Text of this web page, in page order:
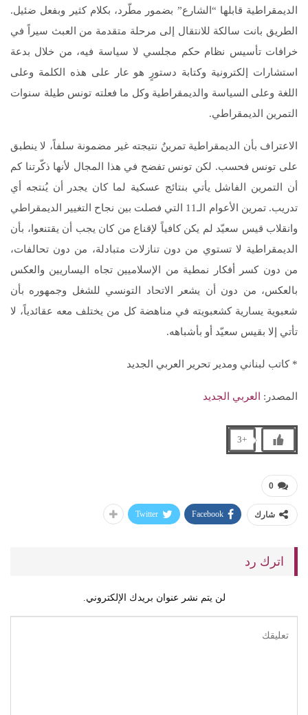
الديمقراطية قابلها “الشارع” بضمور مطّرد، بكلام كثير وبفعل ضئيل.
الطريق بانت سالكة للانتقال إلى مرحلة متقدمة من العبث سيراً في
خرافات تأسيس نظام حكم مجلسي لا سياسة فيه، من خلال بدعة
استشارات إلكترونية وكتابة دستورٍ هو عار على هذه الكلمة وعلى
اللغة وعلى السياسة والديمقراطية وكل ما فعلته تونس طيلة سنوات
التمرين الديمقراطي.
الاعتراف بأن الديمقراطية تمرينٌ نتيجته غير مضمونة سلفاً، لا ينطبق
على تونس فحسب. لكن تونس تفضح في هذا المجال لأنها ذكّرتنا كم
أن التمرين الفاشل يأتي بنتائج عسكية لما كان يجدر أن يُنتجه أي
تدريب. تمرين الأعوام الـ11 التي فصلت بين نجاح التغيير الديمقراطي
وانقلاب قيس سعيّد لم يكن كافياً لإقناع من كان يجب أن يقتنعوا، بأن
الديمقراطية لا تستوي من دون تنازلات متبادلة، من دون تحالفات،
من دون كسر أفكار نمطية من الإسلاميين تجاه اليساريين والعكس
بالعكس، من دون أن يشعر الاتحاد التونسي للشغل وجمهوره بأن
شعبوية يسارية كشعبويته في مناهضة كل من يختلف معه عقائدياً، لا
تأتي إلا بقيس سعيّد أو بأشباهه.
* كاتب لبناني ومدير تحرير العربي الجديد
المصدر: العربي الجديد
+3
0
شارك Facebook
Twitter
اترك رد
لن يتم نشر عنوان بريدك الإلكتروني.